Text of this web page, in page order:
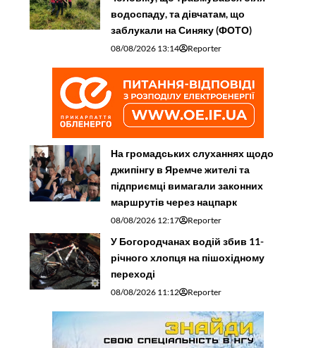
водоспаду, та дівчатам, що
заблукали на Синяку (ФОТО)
08/08/2026 13:14 Reporter
На громадських слуханнях щодо
джипінгу в Яремче житeлі та
підприємці вимагали законних
маршрутів через нацпарк
08/08/2026 12:17 Reporter
У Богородчанах водій збив 11-
річного хлопця на пішохідному
переході
08/08/2026 11:12 Reporter